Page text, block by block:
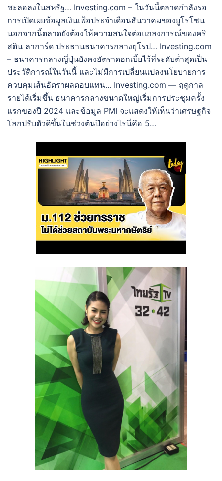
ชะลอลงในสหรัฐ… Investing.com – ในวันนี้ตลาดกำลังรอ
การเปิดเผยข้อมูลเงินเฟ้อประจำเดือนธันวาคมของยูโรโซน
นอกจากนี้ตลาดยังต้องให้ความสนใจต่อแถลงการณ์ของคริ
สติน ลาการ์ด ประธานธนาคารกลางยุโรป… Investing.com
– ธนาคารกลางญี่ปุ่นยังคงอัตราดอกเบี้ยไว้ที่ระดับต่ำสุดเป็น
ประวัติการณ์ในวันนี้ และไม่มีการเปลี่ยนแปลงนโยบายการ
ควบคุมเส้นอัตราผลตอบแทน… Investing.com — ฤดูกาล
รายได้เริ่มขึ้น ธนาคารกลางขนาดใหญ่เริ่มการประชุมครั้ง
แรกของปี 2024 และข้อมูล PMI จะแสดงให้เห็นว่าเศรษฐกิจ
โลกปรับตัวดีขึ้นในช่วงต้นปีอย่างไรนี่คือ 5…